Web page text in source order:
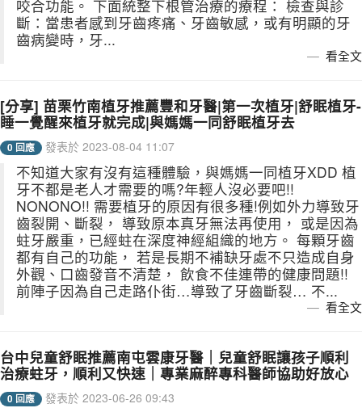
咬合功能。 下面統整下根管治療的療程： 檢查與診
斷：當患者感到牙齒疼痛、牙齒敏感，或有明顯的牙
齒病變時，牙...
看全文
[分享] 苗栗竹南植牙推薦豐和牙醫|第一次植牙|舒眠植牙-
睡一覺醒來植牙就完成|與媽媽一同舒眠植牙去
0 回應 發表於 2023-08-04 11:07
不知道大家有沒有這種體驗，與媽媽一同植牙XDD 植
牙不都是老人才需要的嗎?年輕人沒必要吧!!
NONONO!! 需要植牙的原因有很多種!例如外力導致牙
齒裂開、斷裂， 導致原本真牙無法再使用， 或是因為
蛀牙嚴重，已經蛀在深度神經組織的地方。 每顆牙齒
都有自己的功能， 若是長期不補缺牙處不只造成自身
外觀、口齒發音不清楚， 飲食不佳連帶的健康問題!!
前陣子因為自己走路仆街…導致了牙齒斷裂… 不...
看全文
台中兒童舒眠推薦南屯雲康牙醫｜兒童舒眠讓孩子順利
治療蛀牙，順利又快速｜專業麻醉專科醫師協助好放心
0 回應 發表於 2023-06-26 09:43